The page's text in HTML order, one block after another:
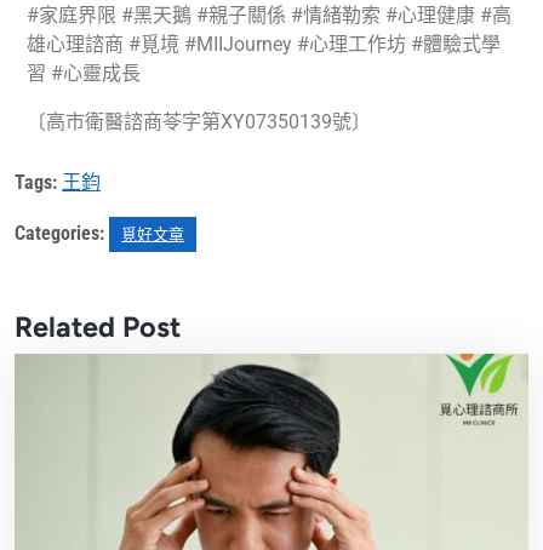
#家庭界限 #黑天鵝 #親子關係 #情緒勒索 #心理健康 #高
雄心理諮商 #覓境 #MIIJourney #心理工作坊 #體驗式學
習 #心靈成長
〔高市衛醫諮商苓字第XY07350139號〕
Tags: 王鈞
Categories: 覓好文章
Related Post